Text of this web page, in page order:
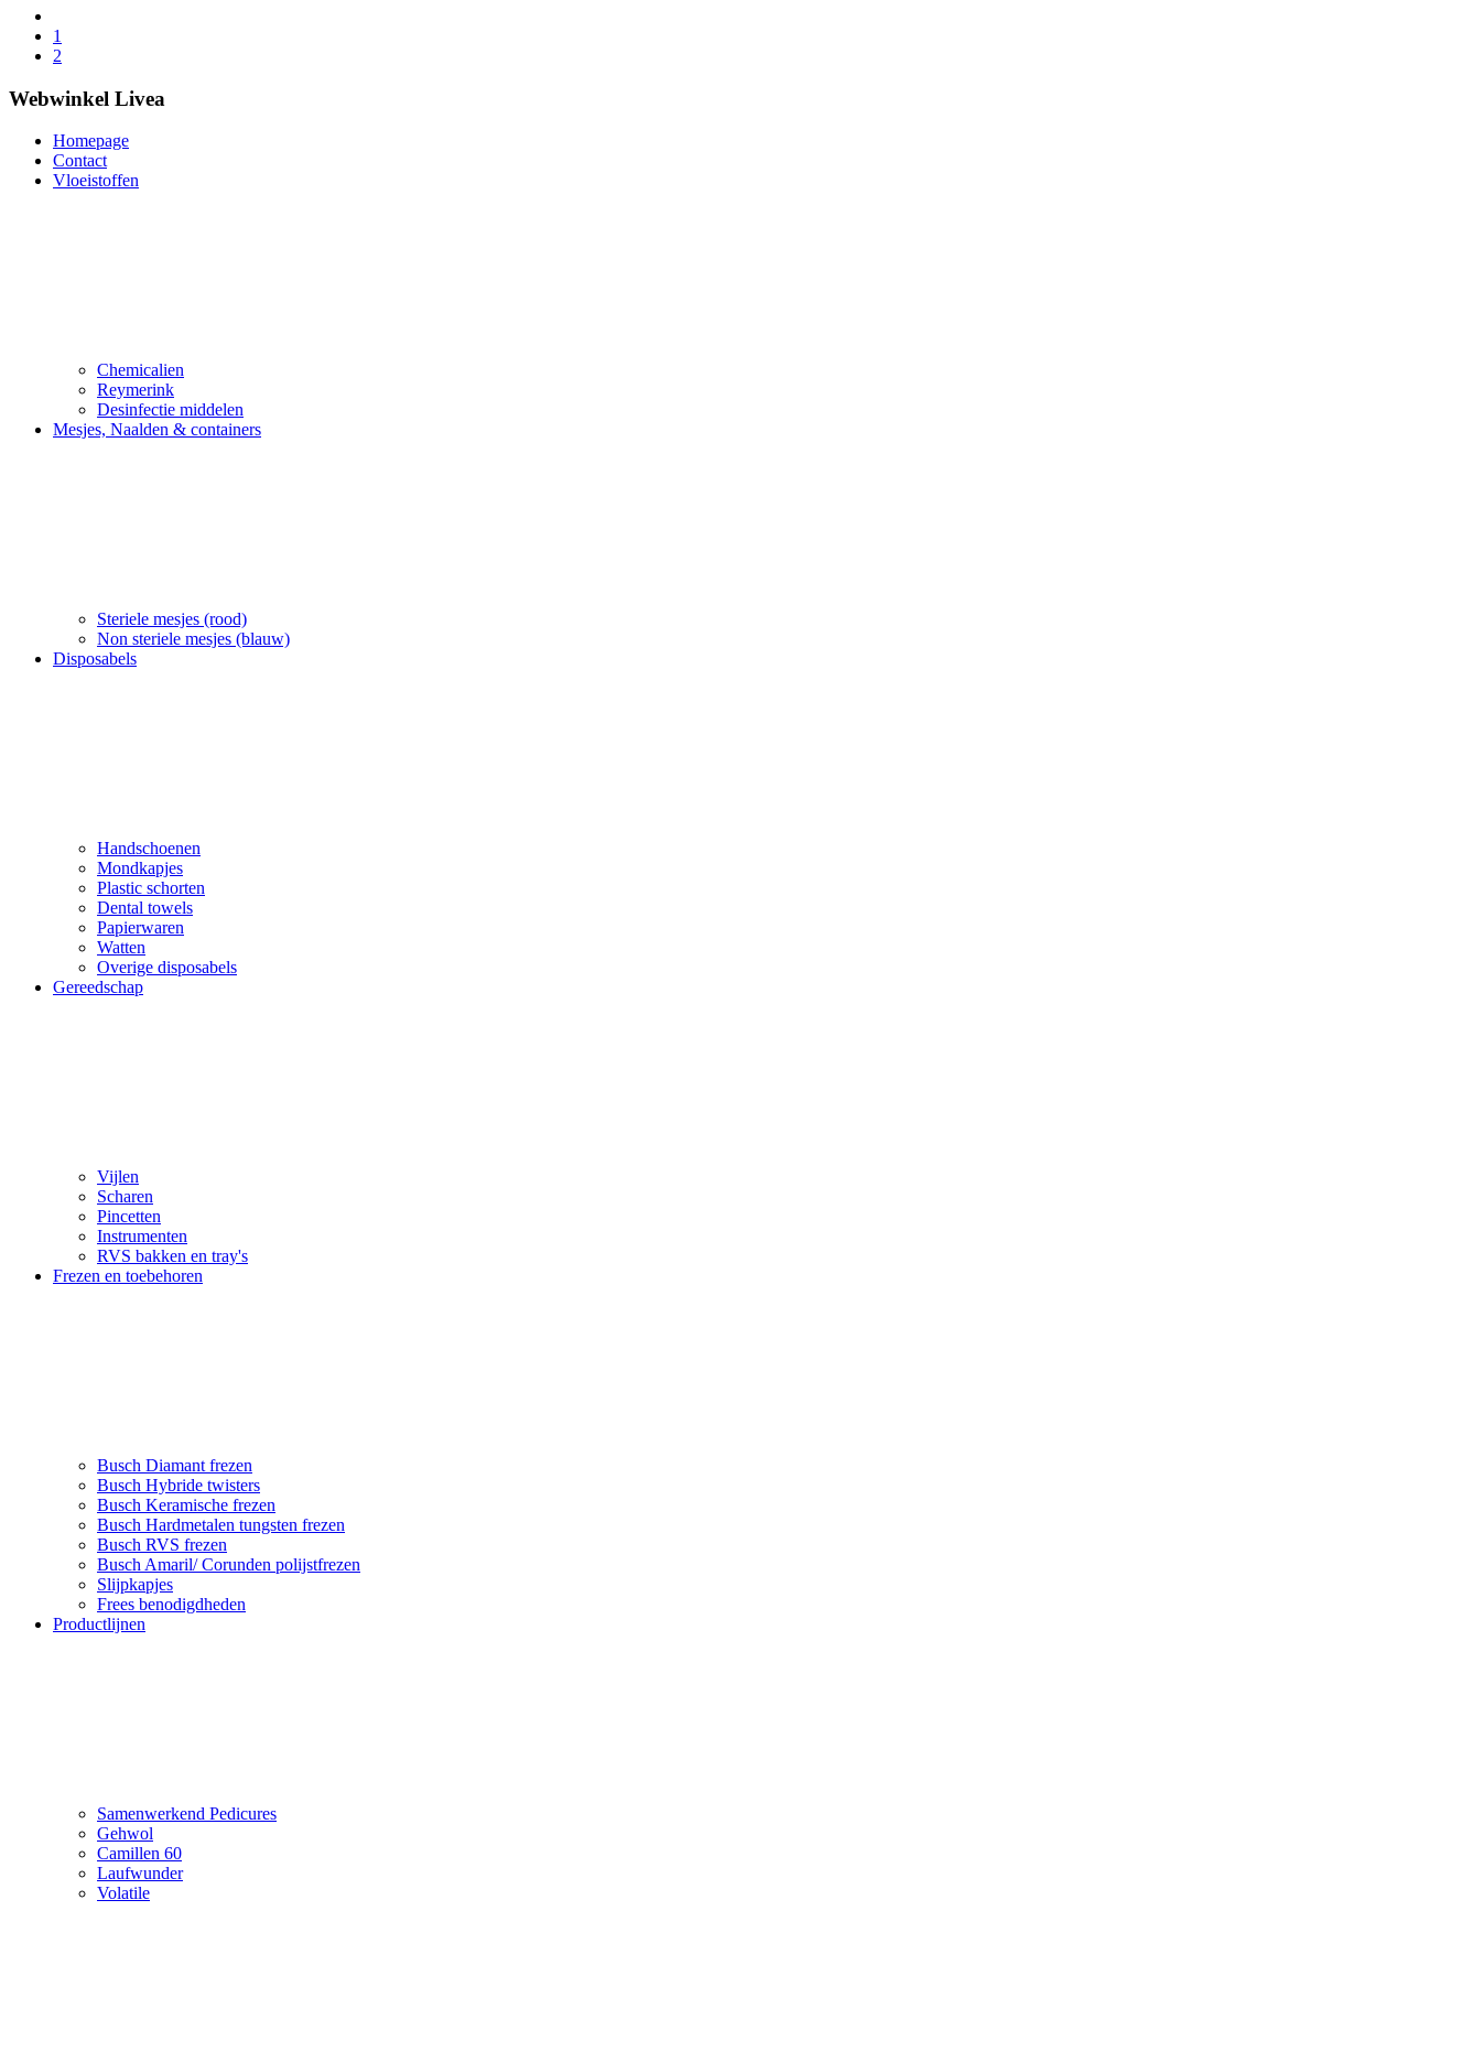
1
2
Webwinkel Livea
Homepage
Contact
Vloeistoffen
Chemicalien
Reymerink
Desinfectie middelen
Mesjes, Naalden & containers
Steriele mesjes (rood)
Non steriele mesjes (blauw)
Disposabels
Handschoenen
Mondkapjes
Plastic schorten
Dental towels
Papierwaren
Watten
Overige disposabels
Gereedschap
Vijlen
Scharen
Pincetten
Instrumenten
RVS bakken en tray's
Frezen en toebehoren
Busch Diamant frezen
Busch Hybride twisters
Busch Keramische frezen
Busch Hardmetalen tungsten frezen
Busch RVS frezen
Busch Amaril/ Corunden polijstfrezen
Slijpkapjes
Frees benodigdheden
Productlijnen
Samenwerkend Pedicures
Gehwol
Camillen 60
Laufwunder
Volatile